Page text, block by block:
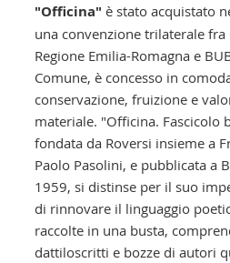
"Officina" è stato acquistato
una convenzione trilaterale
Regione Emilia-Romagna e
Comune, è concesso in
conservazione, fruizione e
materiale. "Officina. Fascicolo
fondata da Roversi insieme a
Paolo Pasolini, e pubblicata a
1959, si distinse per il suo
di rinnovare il linguaggio
raccolte in una busta,
dattiloscritti e bozze di autori